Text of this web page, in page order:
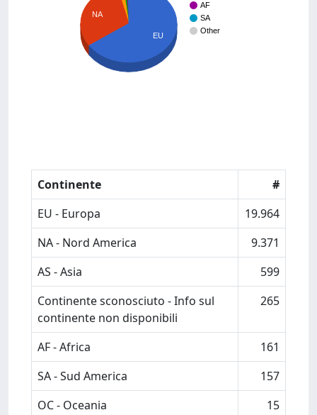
AF
SA
Other
NA
EU
Continente
#
EU - Europa
19.964
NA - Nord America
9.371
AS - Asia
599
Continente sconosciuto - Info sul
continente non disponibili
265
AF - Africa
161
SA - Sud America
157
OC - Oceania
15